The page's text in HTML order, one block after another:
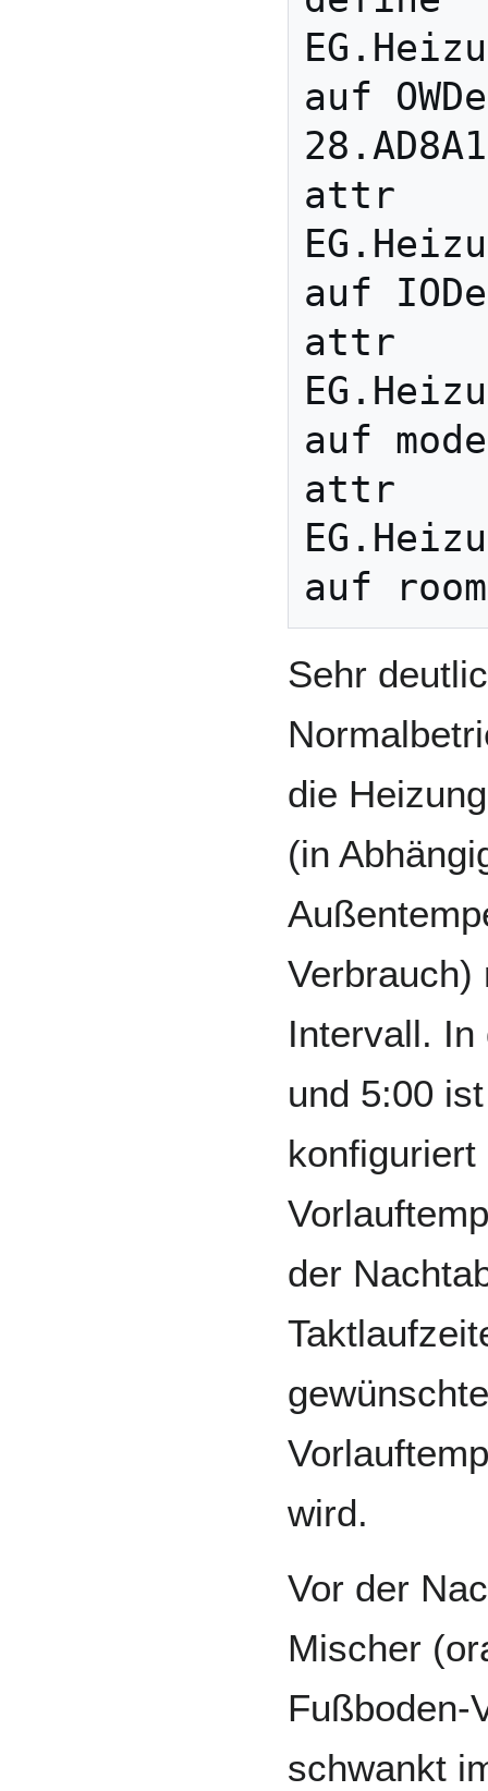
auf
attr
auf
attr
auf
attr
Sehr
die
(in
Verbrauch)
Intervall.
und 5:00
der
wird.
Vor der
Mischer
Fußboden-
schwankt